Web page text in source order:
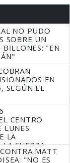
NO PUDO
SOBRE UN
BILLONES: "EN
EN
SEGÚN EL
CENTRO
LUNES
LA
LA FUERZA
MATT
"NO ES